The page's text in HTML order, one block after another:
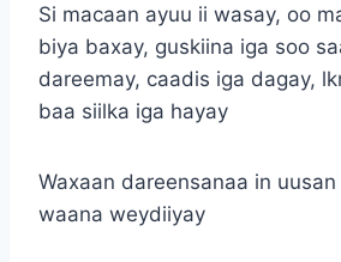
Si macaan ayuu ii wasay, oo
biya baxay, guskiina iga soo
dareemay, caadis iga dagay,
baa siilka iga hayay
Waxaan dareensanaa in
waana weydiiyay